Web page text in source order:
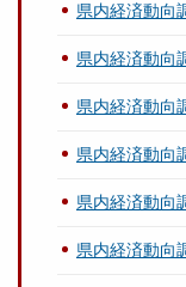
県内経済動向
県内経済動向
県内経済動向
県内経済動向
県内経済動向
県内経済動向